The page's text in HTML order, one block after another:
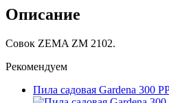
Описание
Совок ZEMA ZM 2102.
Рекомендуем
Пила садовая Gardena 300